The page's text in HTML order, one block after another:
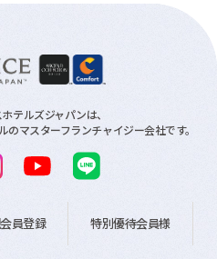
テルズジャパンは、
マスターフランチャイジー会社です。
員登録 特別優待会員様